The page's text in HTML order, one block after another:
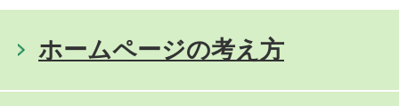
ホームページの考え方